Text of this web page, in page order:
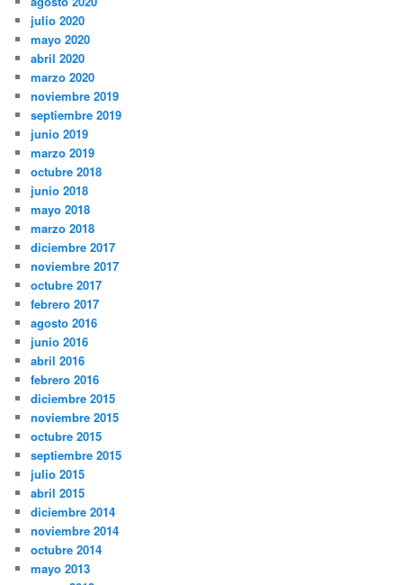
julio 2020
mayo 2020
abril 2020
marzo 2020
noviembre 2019
septiembre 2019
junio 2019
marzo 2019
octubre 2018
junio 2018
mayo 2018
marzo 2018
diciembre 2017
noviembre 2017
octubre 2017
febrero 2017
agosto 2016
junio 2016
abril 2016
febrero 2016
diciembre 2015
noviembre 2015
octubre 2015
septiembre 2015
julio 2015
abril 2015
diciembre 2014
noviembre 2014
octubre 2014
mayo 2013